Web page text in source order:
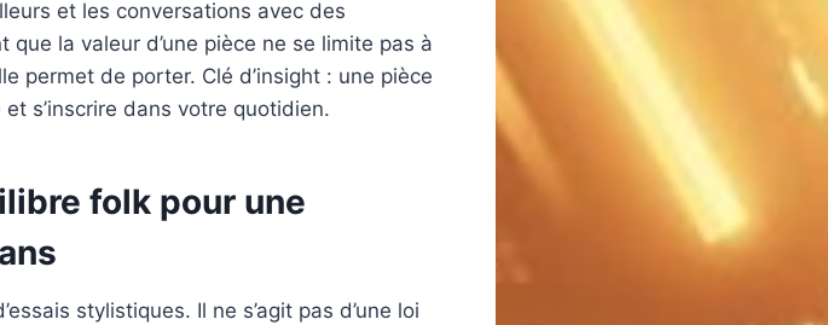
et les conversations avec des
la valeur d’une pièce ne se limite pas à
permet de porter. Clé d’insight : une pièce
s’inscrire dans votre quotidien.
folk pour une
stylistiques. Il ne s’agit pas d’une loi